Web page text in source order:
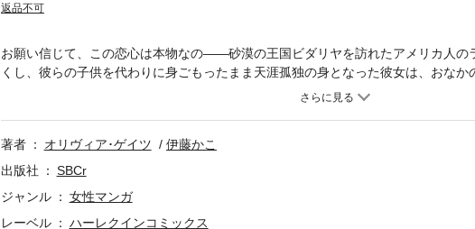
返品不可
お願い信じて、この恋心は本物なの――砂漠の王国ビダリヤを訪れたアメリカ人の
くし、彼らの子供を代わりに身ごもったまま天涯孤独の身となった彼女は、おなか
義兄の祖国で魅力的な男性ファレスと出会う。ふたりはひと目で惹かれあうが、
著者
オリヴィア･ゲイツ
伊藤かこ
出版社
SBCr
ジャンル
女性マンガ
レーベル
ハーレクインコミックス